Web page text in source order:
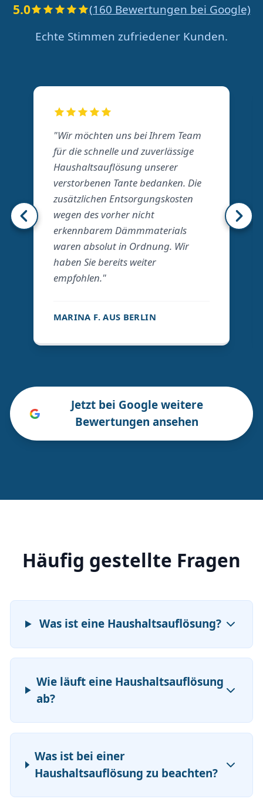
5.0
(160 Bewertungen bei Google)
Echte Stimmen zufriedener Kunden.
"Wir möchten uns bei Ihrem Team
für die schnelle und zuverlässige
Haushaltsauflösung unserer
verstorbenen Tante bedanken. Die
zusätzlichen Entsorgungskosten
wegen des vorher nicht
erkennbarem Dämmmaterials
waren absolut in Ordnung. Wir
haben Sie bereits weiter
empfohlen."
MARINA F. AUS BERLIN
Jetzt bei Google weitere
Bewertungen ansehen
Häufig gestellte Fragen
Was ist eine Haushaltsauflösung?
Wie läuft eine Haushaltsauflösung
ab?
Was ist bei einer
Haushaltsauflösung zu beachten?